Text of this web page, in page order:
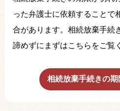
った弁護士に依頼することで
合があります。相続放棄手続
諦めずにまずはこちらをご覧
相続放棄手続きの